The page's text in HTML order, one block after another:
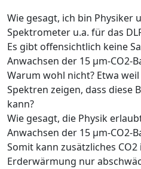
Wie gesagt, ich bin Physiker
Spektrometer u.a. für das
Es gibt offensichtlich keine
Anwachsen der 15 µm-CO2-
Warum wohl nicht? Etwa
Spektren zeigen, dass diese
kann?
Wie gesagt, die Physik
Anwachsen der 15 µm-CO2-
Somit kann zusätzliches
Erderwärmung nur